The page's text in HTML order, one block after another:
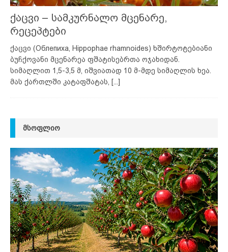
ქაცვი – სამკურნალო მცენარე,
რეცეპტები
ქაცვი (Облепиха, Hippophae rhamnoides) ხშირტოტებიანი
ბუჩქოვანი მცენარეა ფშატისებრთა ოჯახიდან.
სიმაღლით 1,5-3,5 მ, იშვიათად 10 მ-მდე სიმაღლის ხეა.
მას ქართლში კატაფშატას,
[...]
ᲛᲡᲝᲤᲚᲘᲝ